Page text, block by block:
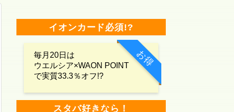
イオンカード必須!?
お得
毎月20日は
ウエルシア×WAON POINT
で実質33.3％オフ!?
スタバ好きなら！